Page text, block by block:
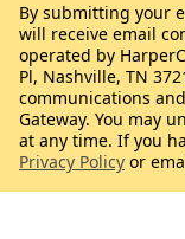
By submitting your
will receive email
operated by
Pl, Nashville, TN
communications
Gateway. You may
at any time. If you
Privacy Policy or